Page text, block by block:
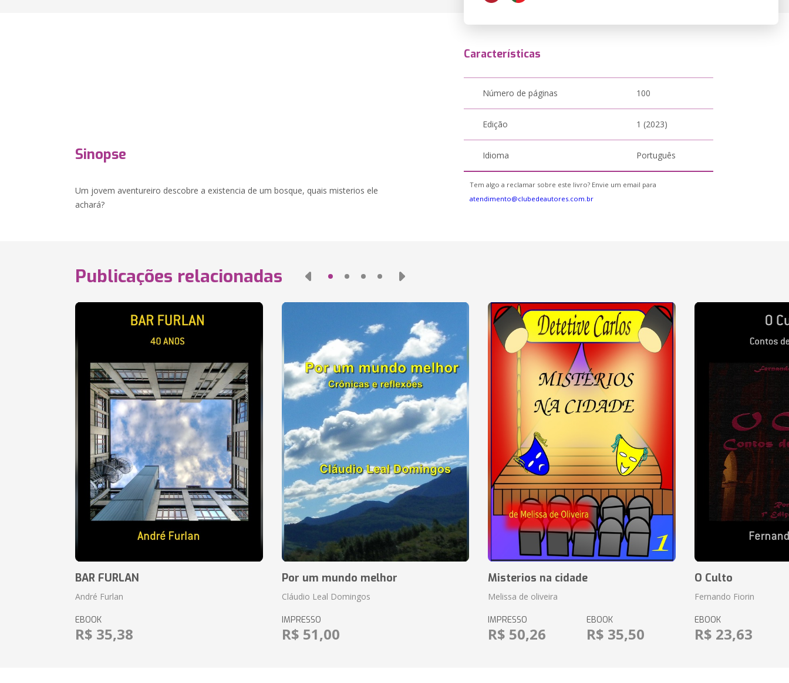
Sinopse
Um jovem aventureiro descobre a existencia de um bosque, quais misterios ele
achará?
Características
Número de páginas 100
Edição 1 (2023)
Idioma Português
Tem algo a reclamar sobre este livro? Envie um email para
atendimento@clubedeautores.com.br
Publicações relacionadas
BAR FURLAN
André Furlan
EBOOK
R$ 35,38
Por um mundo melhor
Cláudio Leal Domingos
IMPRESSO
R$ 51,00
Misterios na cidade
Melissa de oliveira
IMPRESSO
R$ 50,26
EBOOK
R$ 35,50
O Culto
Fernando Fiorin
EBOOK
R$ 23,63